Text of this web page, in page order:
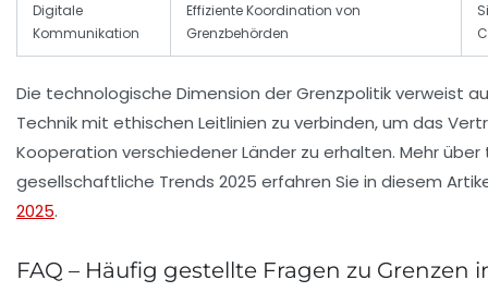
Digitale
Kommunikation
Effiziente Koordination von
Grenzbehörden
Die technologische Dimension der Grenzpolitik verweist
Technik mit ethischen Leitlinien zu verbinden, um das
Kooperation verschiedener Länder zu erhalten. Mehr
gesellschaftliche Trends 2025 erfahren Sie in diesem
2025.
FAQ – Häufig gestellte Fragen zu Grenzen